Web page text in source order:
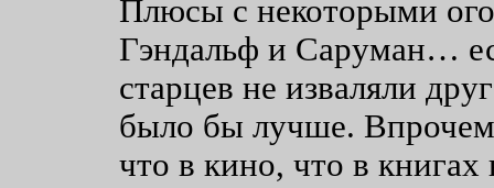
Плюсы с некоторыми
Гэндальф и Саруман…
старцев не изваляли
было бы лучше.
что в кино, что в